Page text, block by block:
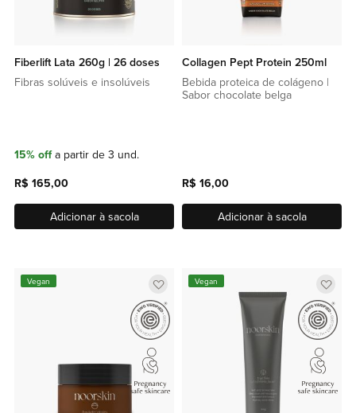
Fiberlift Lata 260g | 26 doses
Fibras solúveis e insolúveis
15% offa partir de 3 und.
R$ 165,00
Adicionar à sacola
Collagen Pept Protein 250ml
Bebida proteica de colágeno |
Sabor chocolate belga
R$ 16,00
Adicionar à sacola
Adicionar
a
lista
de
Vegan
a
lista
de
Vegan